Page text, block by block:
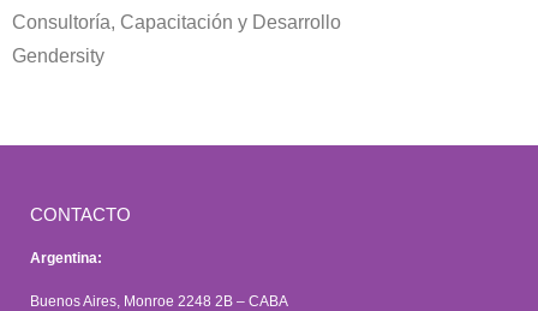
Consultoría, Capacitación y Desarrollo
Gendersity
CONTACTO
Argentina:
Buenos Aires, Monroe 2248 2B – CABA